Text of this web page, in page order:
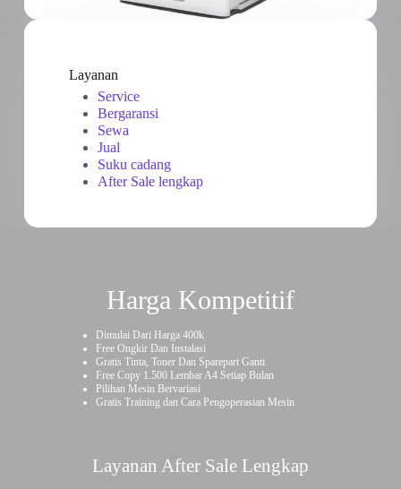
Layanan
Service
Bergaransi
Sewa
Jual
Suku cadang
After Sale lengkap
Harga Kompetitif
Dimulai Dari Harga 400k
Free Ongkir Dan Instalasi
Gratis Tinta, Toner Dan Sparepart Ganti
Free Copy 1.500 Lembar A4 Setiap Bulan
Pilihan Mesin Bervariasi
Gratis Training dan Cara Pengoperasian Mesin
Layanan After Sale Lengkap